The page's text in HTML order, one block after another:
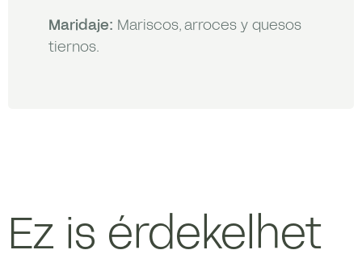
Maridaje: Mariscos, arroces y quesos
tiernos.
Ez is érdekelhet